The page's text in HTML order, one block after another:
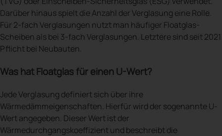
Darüber hinaus spielt die Anzahl der Verglasung eine Rolle.
Für 2-fach Verglasungen nutzt man häufiger Floatglas-
Scheiben als bei 3-fach Verglasungen. Letztere sind seit 2021
Pflicht bei Neubauten.
Was hat Floatglas für einen U-Wert?
Jede Verglasung definiert sich über ihre
Wärmedämmeigenschaften. Hierfür wird der sogenannte U-
Wert angegeben. Dieser Wert ist der
Wärmedurchgangskoeffizient und beschreibt die